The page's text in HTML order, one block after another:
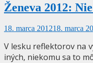
Ženeva 2012:
18. marca 201218. marca
V lesku reflektorov na
iných, niekomu sa to